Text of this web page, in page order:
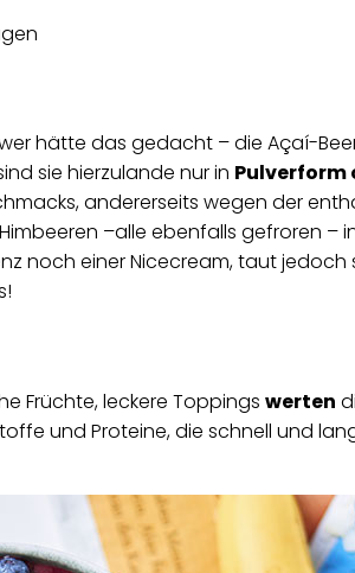
hätte das gedacht – die Açaí-
sie hierzulande nur in Pulverform
andererseits wegen der
–alle ebenfalls gefroren
noch einer Nicecream, taut
Früchte, leckere Toppings werten
und Proteine, die schnell und